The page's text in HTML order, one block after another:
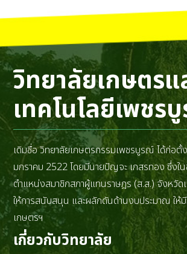
วิทยาลัยเกษตรแ
เทคโนโลยีเพชร
เดิมชื่อ วิทยาลัยเกษตรกรรมเพชรบูรณ์ ได้ก่อตั้
มกราคม 2522 โดยมีนายปัญจะ เกสรทอง ซึ่งใ
ตำแหน่งสมาชิกสภาผู้แทนราษฎร (ส.ส.) จังหวั
ให้การสนับสนุน และผลักดันด้านงบประมาณ ให้
เกษตรฯ
เกี่ยวกับวิทยาลัย